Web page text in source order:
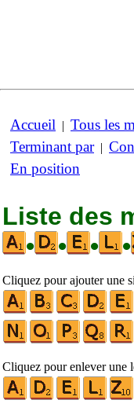
Accueil | Tous les
Terminant par|
En position
Liste des
•
• • •
Cliquez pour ajouter une
Cliquez pour enlever une